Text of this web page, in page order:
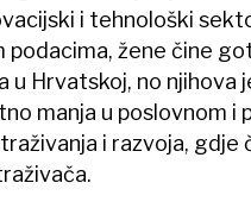
i tehnološki
podacima, žene čine
u Hrvatskoj, no njihova
manja u poslovnom i
i razvoja, gdje